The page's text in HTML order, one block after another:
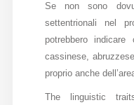
Se non sono
settentrionali nel
potrebbero
cassinese,
proprio anche
The linguistic